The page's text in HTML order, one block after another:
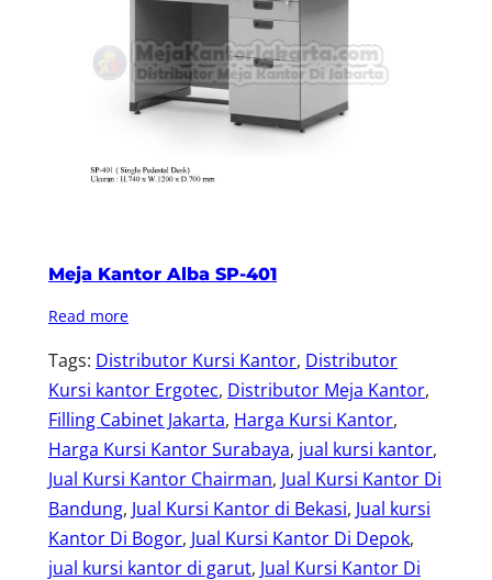
Meja Kantor Alba SP-401
Read more
Tags: Distributor Kursi Kantor, Distributor
Kursi kantor Ergotec, Distributor Meja Kantor
Filling Cabinet Jakarta, Harga Kursi Kantor
Harga Kursi Kantor Surabaya, jual kursi kantor
Jual Kursi Kantor Chairman, Jual Kursi Kantor Di
Bandung, Jual Kursi Kantor di Bekasi, Jual kursi
Kantor Di Bogor, Jual Kursi Kantor Di Depok
jual kursi kantor di garut, Jual Kursi Kantor Di